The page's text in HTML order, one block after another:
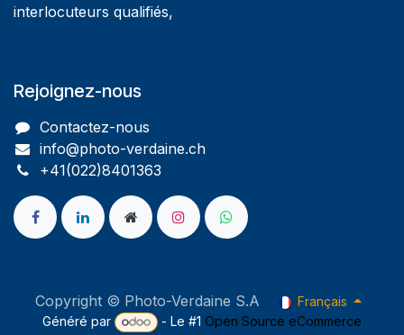
interlocuteurs qualifiés,
Rejoignez-nous
Contactez-nous
info@photo-verdaine.ch​
​​+41(022)8401363
Copyright © Photo-Verdaine S.A
Français
Généré par
- Le #1 Open Source eCommerce